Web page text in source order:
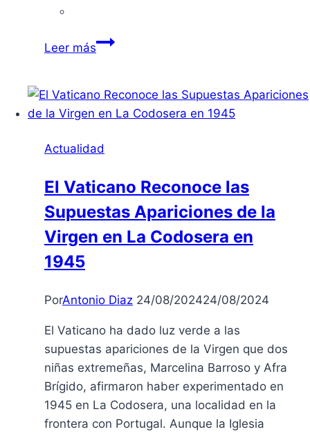
Leer másJornadas
Impacto
del
en
Actualidad
El Vaticano Reconoce las
Supuestas Apariciones de la
Virgen en La Codosera en
1945
PorAntonio Diaz 24/08/202424/08/2024
El Vaticano ha dado luz verde a las
supuestas apariciones de la Virgen que dos
niñas extremeñas, Marcelina Barroso y Afra
Brígido, afirmaron haber experimentado en
1945 en La Codosera, una localidad en la
frontera con Portugal. Aunque la Iglesia